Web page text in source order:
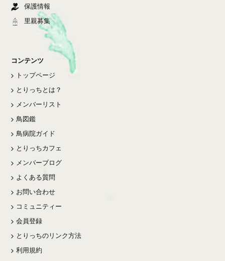
保護情報
里親募集
コンテンツ
トップページ
とりっちとは？
メンバーリスト
鳥図鑑
鳥病院ガイド
とりっちカフェ
メンバーブログ
よくある質問
お問い合わせ
コミュニティー
会員登録
とりっちのリンク方法
利用規約